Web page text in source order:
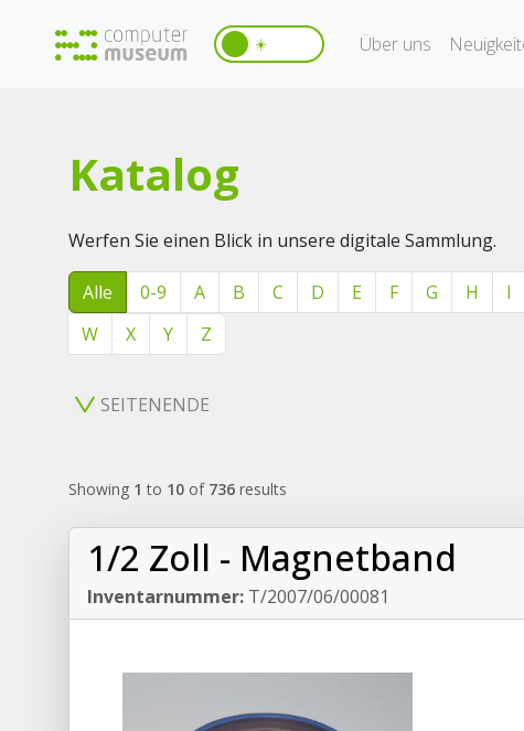
☀️ Über uns
Katalog
Werfen Sie einen Blick in unsere digitale Sammlung.
Alle 0-9 A B C D E F G H I
W
X Y Z
SEITENENDE
Showing 1 to 10 of 736 results
1/2 Zoll - Magnetband
Inventarnummer: T/2007/06/00081